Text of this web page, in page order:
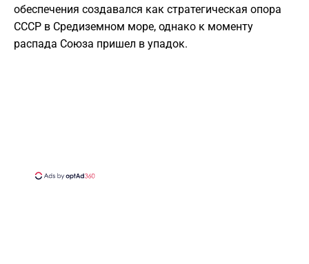
обеспечения создавался как стратегическая опора
СССР в Средиземном море, однако к моменту
распада Союза пришел в упадок.